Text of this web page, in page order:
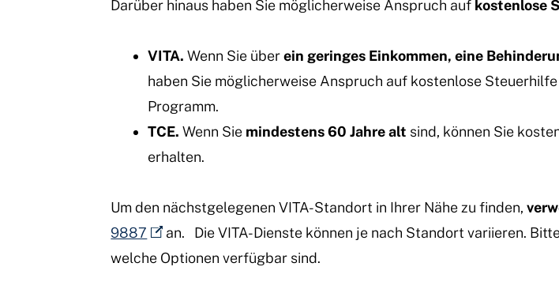
Darüber hinaus haben Sie möglicherweise Anspruch auf kostenlose
VITA. Wenn Sie überein geringes Einkommen, eine
haben Sie möglicherweise Anspruch auf kostenlose
Programm.
TCE. Wenn Sie mindestens 60 Jahre alt sind, können Sie
erhalten.
Um den nächstgelegenen VITA-Standort in Ihrer Nähe zu finden,
9887
an.
Die VITA-Dienste können je nach Standort variieren.
welche Optionen verfügbar sind.